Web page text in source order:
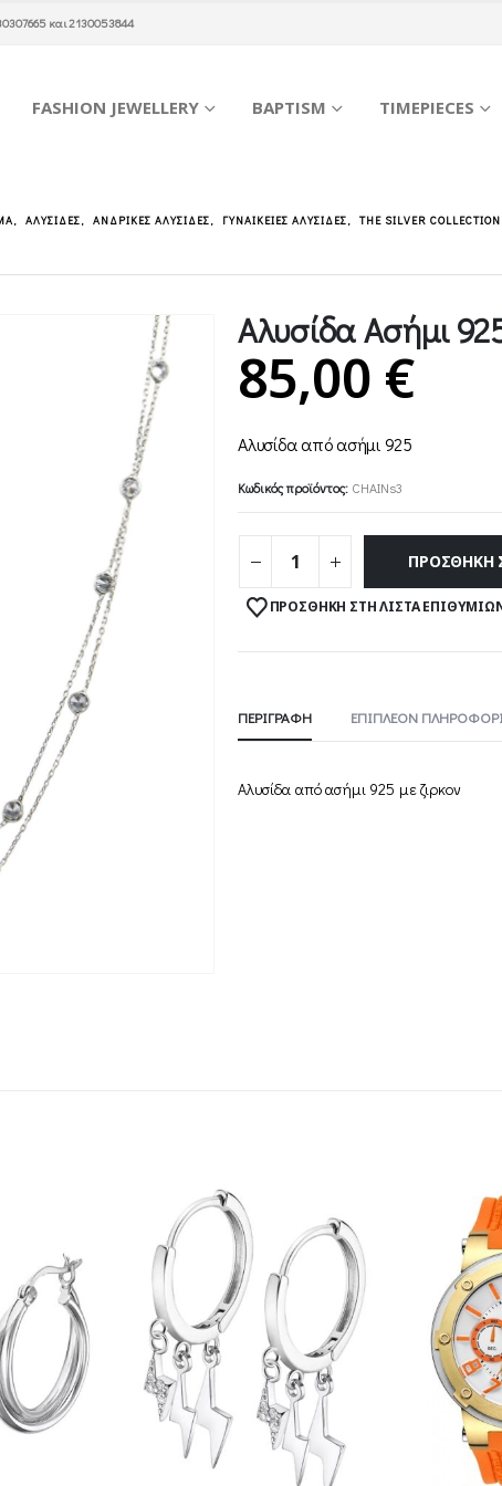
και2130053844
FASHION JEWELLERY BAPTISM TIMEPIECES
, ΑΛΥΣΊΔΕΣ, ΑΝΔΡΙΚΈΣ ΑΛΥΣΊΔΕΣ, ΓΥΝΑΙΚΕΊΕΣ ΑΛΥΣΊΔΕΣ, THE SILVER COLLECTION
Αλυσίδα Ασήμι
85,00 €
Αλυσίδα από ασήμι 925
Κωδικός προϊόντος: CHAINs3
ΠΡΟΣΘΉΚΗ
ΠΡΟΣΘΉΚΗ ΣΤΗ ΛΊΣΤΑ
ΠΕΡΙΓΡΑΦΉ ΕΠΙΠΛΈΟΝ
Αλυσίδα από ασήμι 925 με ζιρκον